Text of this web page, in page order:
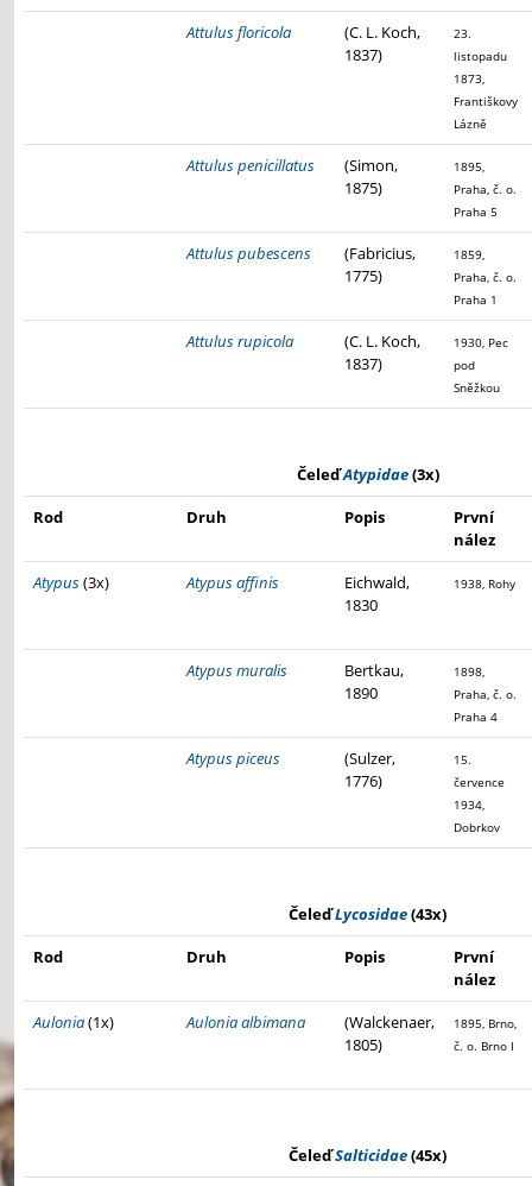
Attulus floricola
(C. L. Koch,
1837)
23.
listopadu
1873,
Františkovy
Lázně
Attulus penicillatus
(Simon,
1875)
1895,
Praha, č. o.
Praha 5
Attulus pubescens
(Fabricius,
1775)
1859,
Praha, č. o.
Praha 1
Attulus rupicola
(C. L. Koch,
1837)
1930, Pec
pod
Sněžkou
ČeleďAtypidae(3x)
Rod
Druh Popis
První
nález
Atypus(3x) Atypus affinis
Eichwald,
1830
1938, Rohy
Atypus muralis
Bertkau,
1890
1898,
Praha, č. o.
Praha 4
Atypus piceus
(Sulzer,
1776)
15.
července
1934,
Dobrkov
ČeleďLycosidae(43x)
Rod
Druh Popis
První
nález
Aulonia(1x) Aulonia albimana
(Walckenaer,
1805)
1895, Brno,
č. o. Brno I
ČeleďSalticidae(45x)